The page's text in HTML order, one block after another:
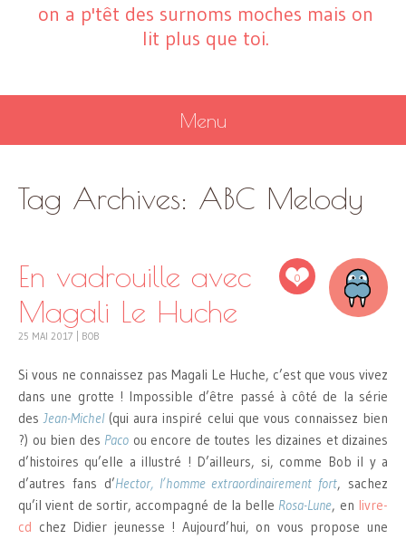
on a p'têt des surnoms moches mais on
lit plus que toi.
Menu
TO
CONTENT
Tag Archives: ABC Melody
0
En vadrouille avec
Magali Le Huche
25 MAI 2017 BOB
Si vous ne connaissez pas Magali Le Huche, c’est que vous vivez
dans une grotte ! Impossible d’être passé à côté de la série
desJean-Michel(qui aura inspiré celui que vous connaissez bien
?) ou bien des Paco ou encore de toutes les dizaines et dizaines
d’histoires qu’elle a illustré ! D’ailleurs, si, comme Bob il y a
d’autres fans d’Hector, l’homme extraordinairement fort, sachez
qu’il vient de sortir, accompagné de la belle Rosa-Lune, en livre-
cd chez Didier jeunesse ! Aujourd’hui, on vous propose une